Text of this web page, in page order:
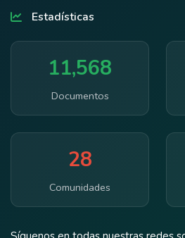
Estadísticas
11,568
Documentos
28
Comunidades